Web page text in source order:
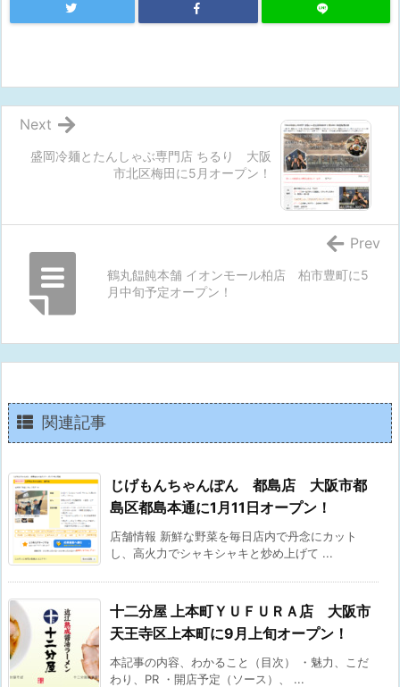
盛岡冷麺とたんしゃぶ専門店 ちるり 大阪
市北区梅田に5月オープン！
Next
鶴丸饂飩本舗 イオンモール柏店 柏市豊町に5
月中旬予定オープン！
Prev
関連記事
じげもんちゃんぽん 都島店 大阪市都
島区都島本通に1月11日オープン！
店舗情報 新鮮な野菜を毎日店内で丹念にカット
し、高火力でシャキシャキと炒め上げて ...
十二分屋 上本町ＹＵＦＵＲＡ店 大阪市
天王寺区上本町に9月上旬オープン！
本記事の内容、わかること（目次） ・魅力、こだ
わり、PR ・開店予定（ソース）、 ...